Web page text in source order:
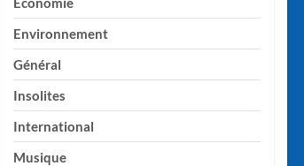
Environnement
Général
Insolites
International
Musique